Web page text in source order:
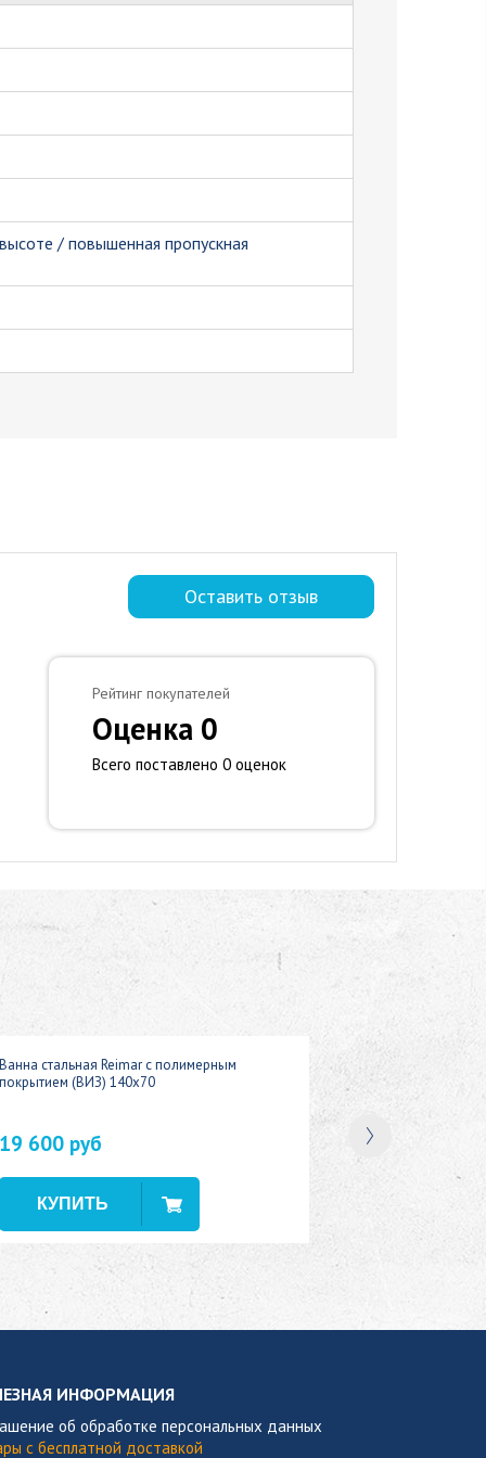
/ повышенная пропускная
Оставить отзыв
Рейтинг покупателей
Оценка 0
Всего поставлено 0 оценок
Ванна стальная Reimar с полимерным
покрытием (ВИЗ) 140x70
19 600 руб
ИНФОРМАЦИЯ
об обработке персональных данных
с бесплатной доставкой